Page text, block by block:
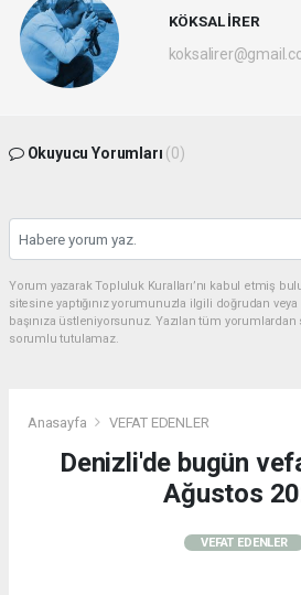
KÖKSAL İRER
Okuyucu Yorumları (0)
Yorum yazarak Topluluk Kuralları’nı kabul etmiş
sitesine yaptığınız yorumunuzla ilgili doğrudan
başınıza üstleniyorsunuz. Yazılan tüm
sorumlu tutulamaz.
Anasayfa VEFAT EDENLER
Denizli'de bugün
Ağustos
VEFAT EDENLER